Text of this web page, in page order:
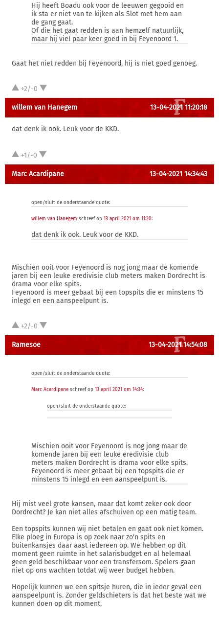
Hij heeft Boadu ook voor de leeuwen gegooid en
ik sta er niet van te kijken als Slot met hem aan
de gang gaat.
Of die het gaat redden is aan hemzelf natuurlijk,
maar hij viel paar keer goed in bij Feyenoord 1.
Gaat het niet redden bij Feyenoord, hij is niet goed genoeg.
+2/-0
willem van Hanegem 13-04-2021 11:20:18
dat denk ik ook. Leuk voor de KKD.
+1/-0
Marc Acardipane 13-04-2021 14:34:43
open/sluit de onderstaande quote:
willem van Hanegem schreef op 13 april 2021 om 11:20:
dat denk ik ook. Leuk voor de KKD.
Mischien ooit voor Feyenoord is nog jong maar de komende
jaren bij een leuke eredivisie club meters maken Dordrecht is
drama voor elke spits.
Feyenoord is meer gebaat bij een topspits die er minstens 15
inlegd en een aanspeelpunt is.
+2/-0
Ramesoe 13-04-2021 14:54:08
open/sluit de onderstaande quote:
Marc Acardipane schreef op 13 april 2021 om 14:34:
open/sluit de onderstaande quote:
Mischien ooit voor Feyenoord is nog jong maar de
komende jaren bij een leuke eredivisie club
meters maken Dordrecht is drama voor elke spits.
Feyenoord is meer gebaat bij een topspits die er
minstens 15 inlegd en een aanspeelpunt is.
Hij mist veel grote kansen, maar dat komt zeker ook door
Dordrecht? Je kan niet alles afschuiven op een matig team.
Een topspits kunnen wij niet betalen en gaat ook niet komen.
Elke ploeg in Europa is op zoek naar zo'n spits en
buitenkansjes daar aast iedereen op. We hebben op dit
moment geen ruimte in het salarisbudget en al helemaal
geen geld beschikbaar voor een transfersom. Spelers gaan
niet op ons wachten totdat wij weer budget hebben.
Hopelijk kunnen we een spitsje huren, die in ieder geval een
aanspeelpunt is. Zonder geldschieters is dat het beste wat we
kunnen doen op dit moment.